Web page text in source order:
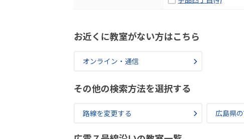
お近くに教室がない方はこちら
オンライン・通信
その他の検索方法を選択する
路線を変更する 広島県